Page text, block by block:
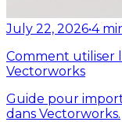
July 22, 2026•4
Comment utiliser
Vectorworks
Guide pour
dans Vectorworks.